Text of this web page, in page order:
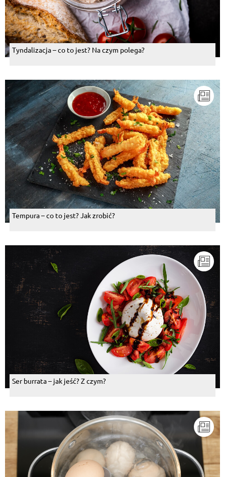
Tyndalizacja – co to jest? Na czym polega?
Tempura – co to jest? Jak zrobić?
Ser burrata – jak jeść? Z czym?